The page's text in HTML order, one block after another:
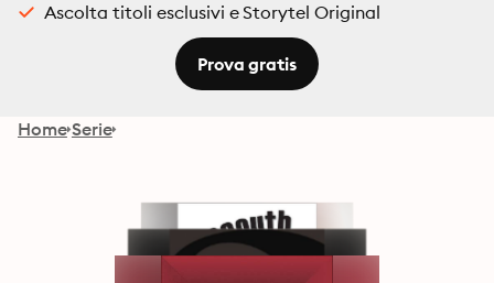
Ascolta titoli esclusivi e Storytel Original
Prova gratis
Home Serie